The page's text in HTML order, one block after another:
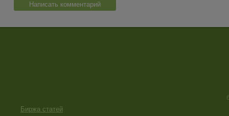
Написать комментарий
Биржа статей